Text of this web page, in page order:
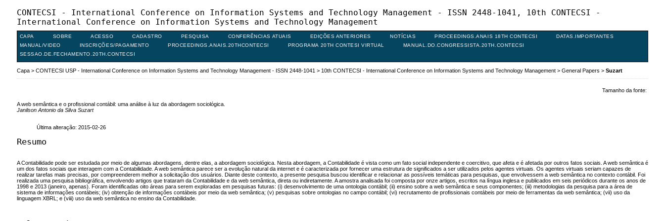
CONTECSI - International Conference on Information Systems and Technology Management - ISSN 2448-1041, 10th CONTECSI -
International Conference on Information Systems and Technology Management
CAPA SOBRE ACESSO CADASTRO PESQUISA CONFERÊNCIAS ATUAIS EDIÇÕES ANTERIORES NOTÍCIAS PROCEEDINGS.ANAIS 18TH CONTECSI
DATAS.IMPORTANTES
MANUAL/VIDEO
INSCRIÇÕES/PAGAMENTO PROCEEDINGS.ANAIS.20THCONTECSI PROGRAMA 20TH CONTESI VIRTUAL
MANUAL.DO.CONGRESSISTA.20TH.CONTECSI
SESSAO.DE.FECHAMENTO.20TH.CONTECSI
Capa> CONTECSI USP - International Conference on Information Systems and Technology Management - ISSN 2448-1041 > 10th CONTECSI - International Conference on Information Systems and Technology Management> General Papers > Suzart
Tamanho da fonte:
A web semântica e o profissional contábil: uma análise à luz da abordagem sociológica.
Janilson Antonio da Silva Suzart
Última alteração: 2015-02-26
Resumo
A Contabilidade pode ser estudada por meio de algumas abordagens, dentre elas, a abordagem sociológica. Nesta abordagem, a Contabilidade é vista como um fato social independente e coercitivo, que afeta e é afetada por outros fatos sociais. A web semântica é
um dos fatos sociais que interagem com a Contabilidade. A web semântica parece ser a evolução natural da internet e é caracterizada por fornecer uma estrutura de significados a ser utilizados pelos agentes virtuais. Os agentes virtuais seriam capazes de
realizar tarefas mais precisas, por compreenderem melhor a solicitação dos usuários. Diante deste contexto, a presente pesquisa buscou identificar e relacionar as possíveis temáticas para pesquisas, que envolvessem a web semântica no contexto contábil. Foi
realizada uma pesquisa bibliográfica, envolvendo artigos que trataram da Contabilidade e da web semântica, direta ou indiretamente. A amostra analisada foi composta por onze artigos, escritos na língua inglesa e publicados em seis periódicos durante os anos de
1998 e 2013 (janeiro, apenas). Foram identificadas oito áreas para serem exploradas em pesquisas futuras: (i) desenvolvimento de uma ontologia contábil; (ii) ensino sobre a web semântica e seus componentes; (iii) metodologias da pesquisa para a área de
sistema de informações contábeis; (iv) obtenção de informações contábeis por meio da web semântica; (v) pesquisas sobre ontologias no campo contábil; (vi) recrutamento de profissionais contábeis por meio de ferramentas da web semântica; (vii) uso da
linguagem XBRL; e (viii) uso da web semântica no ensino da Contabilidade.